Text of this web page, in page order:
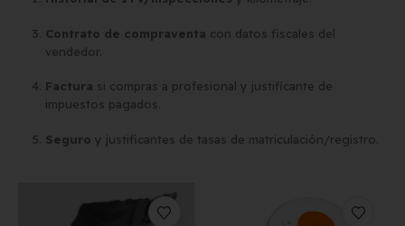
Contrato de compraventa con datos fiscales del
vendedor.
Factura si compras a profesional y justificante de
impuestos pagados.
Seguro y justificantes de tasas de matriculación/registro.